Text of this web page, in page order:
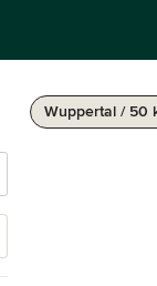
Wuppertal / 50